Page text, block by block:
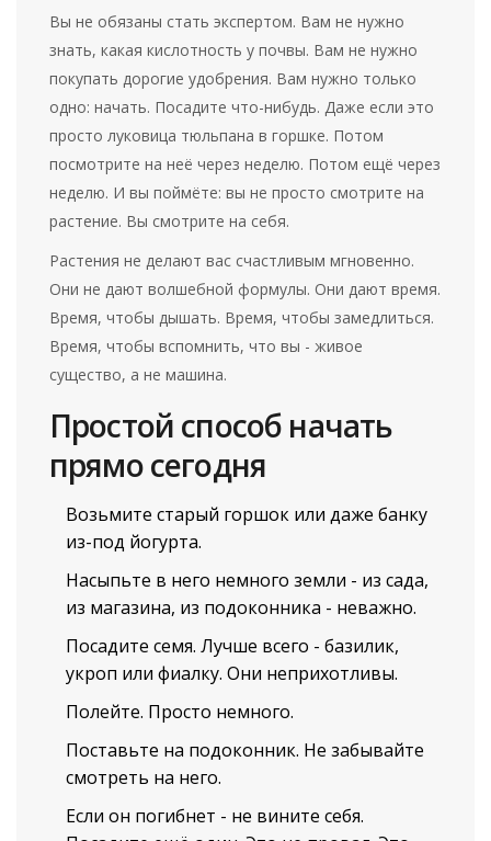
Вы не обязаны стать экспертом. Вам не нужно
знать, какая кислотность у почвы. Вам не нужно
покупать дорогие удобрения. Вам нужно только
одно: начать. Посадите что-нибудь. Даже если это
просто луковица тюльпана в горшке. Потом
посмотрите на неё через неделю. Потом ещё через
неделю. И вы поймёте: вы не просто смотрите на
растение. Вы смотрите на себя.
Растения не делают вас счастливым мгновенно.
Они не дают волшебной формулы. Они дают время.
Время, чтобы дышать. Время, чтобы замедлиться.
Время, чтобы вспомнить, что вы - живое
существо, а не машина.
Простой способ начать
прямо сегодня
Возьмите старый горшок или даже банку
из-под йогурта.
Насыпьте в него немного земли - из сада,
из магазина, из подоконника - неважно.
Посадите семя. Лучше всего - базилик,
укроп или фиалку. Они неприхотливы.
Полейте. Просто немного.
Поставьте на подоконник. Не забывайте
смотреть на него.
Если он погибнет - не вините себя.